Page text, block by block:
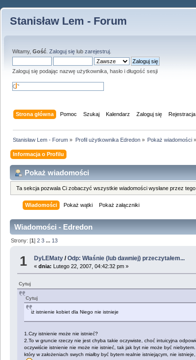
Stanisław Lem - Forum
Witamy, Gość Zaloguj się lub zarejestruj
Zaloguj się podając nazwę użytkownika, hasło i długość sesji
Strona główna Pomoc Szukaj Kalendarz Zaloguj się Rejestracja
Stanisław Lem - Forum » Profil użytkownika Edredon» Pokaż wiadomości»
Informacja o Profilu
Pokaż wiadomości
Ta sekcja pozwala Ci zobaczyć wszystkie wiadomości wysłane przez
Wiadomości Pokaż wątki Pokaż załączniki
Wiadomości - Edredon
Strony: [1]2 3 ... 13
1 DyLEMaty /Odp: Właśnie (lub dawniej) przeczytałem...
«dnia: Lutego 22, 2007, 04:42:32 pm »
Cytuj
Cytuj
iż istnienie kobiet dla Niego nie istnieje
1.Czy istnienie może nie istnieć?
2.To w gruncie rzeczy nie jest chyba takie oczywiste, choć intuicyjna
oczywiście istnienie nie może nie istnieć, tak jak byt nie może być
który w założeniach swych miałby być bytem realnie istniejącym, nie